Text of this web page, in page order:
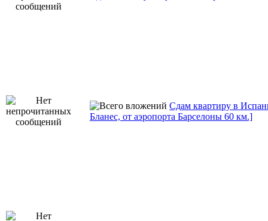
Cдам квартиру в
Бланес, от аэропорта Барселоны 60 км.]